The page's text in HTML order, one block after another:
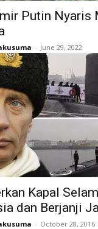
Putin Nyaris
- June 29, 2022
Kapal
dan Berjanji
- October 28, 2016